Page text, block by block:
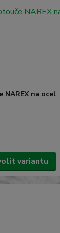
NAREX na ocel
variantu